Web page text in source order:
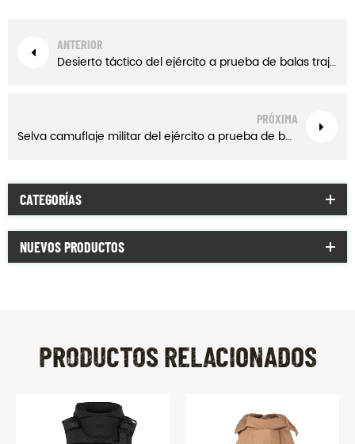
ANTERIOR
Desierto táctico del ejército a prueba de balas traje de chaleco iiia
PRÓXIMA
Selva camuflaje militar del ejército a prueba de balas chaleco de traje de cuerpo
CATEGORÍAS
NUEVOS PRODUCTOS
PRODUCTOS RELACIONADOS